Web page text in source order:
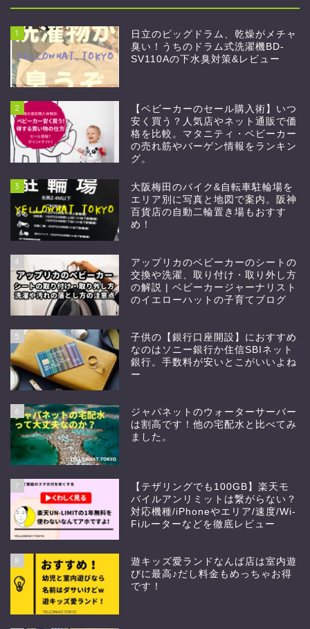
1
日立のビッグドラム、乾燥がメチャ
臭い！うちのドラム式洗濯機BD-
SV110Aの下水臭対策&レビュー
2
【ベビーカーのセール購入術】いつ
安く買う？人気店やネット通販で価
格を比較。マタニティ・ベビーカー
の売れ筋やバーゲン情報をランキン
グ。
3
大阪梅田のバイク&自転車駐輪場を
エリア別に写真と地図で案内。阪神
百貨店の自動二輪置き場もおすす
め！
4
アップリカのベビーカーのシートの
交換や洗濯、取り付け・取り外し方
の解説 | ベビーカージャーナリスト
のイエローハットの子育てブログ
5
子供の【銀行口座開設】におすすめ
なのはソニー銀行か住信SBIネット
銀行。手数料が安いとこがいいよね
ー
6
ジャパネットのウォーターサーバー
は割高です！他の宅配水と比べてみ
ました。
7
【テザリングでも100GB】楽天モ
バイルアンリミットは繋がらない？
対応機種/iPhoneやエリア/速度/Wi-
Fiルーターなどを徹底レビュー
8
遊キッズ愛ランドなんば店は室内遊
びに最高♪だし料金もめっちゃお得
です！